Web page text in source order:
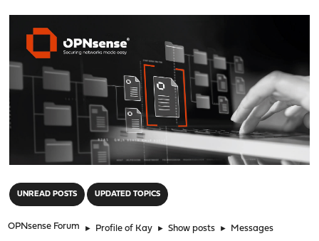
UNREAD POSTS UPDATED TOPICS
OPNsense Forum ► Profile of Kay ► Show posts ► Messages